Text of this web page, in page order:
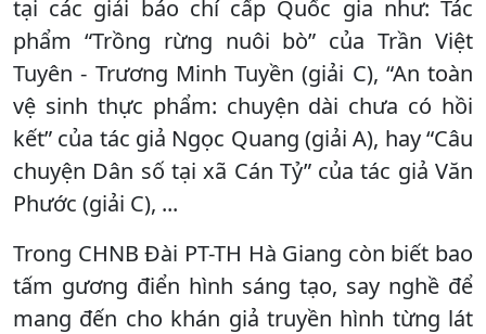
tại các giải báo chí cấp Quốc gia như: Tác
phẩm “Trồng rừng nuôi bò” của Trần Việt
Tuyên - Trương Minh Tuyền (giải C), “An toàn
vệ sinh thực phẩm: chuyện dài chưa có hồi
kết” của tác giả Ngọc Quang (giải A), hay “Câu
chuyện Dân số tại xã Cán Tỷ” của tác giả Văn
Phước (giải C), ...
Trong CHNB Đài PT-TH Hà Giang còn biết bao
tấm gương điển hình sáng tạo, say nghề để
mang đến cho khán giả truyền hình từng lát